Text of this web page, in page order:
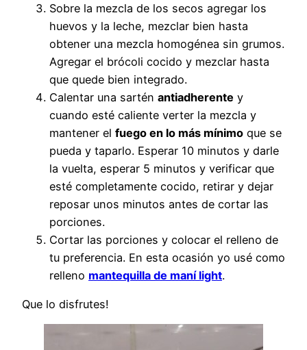
Sobre la mezcla de los secos agregar los
huevos y la leche, mezclar bien hasta
obtener una mezcla homogénea sin grumos.
Agregar el brócoli cocido y mezclar hasta
que quede bien integrado.
Calentar una sartén antiadherente y
cuando esté caliente verter la mezcla y
mantener el fuego en lo más mínimo que se
pueda y taparlo. Esperar 10 minutos y darle
la vuelta, esperar 5 minutos y verificar que
esté completamente cocido, retirar y dejar
reposar unos minutos antes de cortar las
porciones.
Cortar las porciones y colocar el relleno de
tu preferencia. En esta ocasión yo usé como
relleno mantequilla de maní light.
Que lo disfrutes!